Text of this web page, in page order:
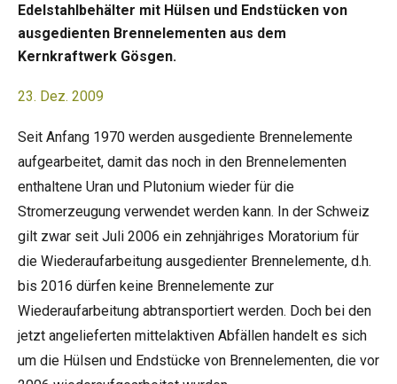
Edelstahlbehälter mit Hülsen und Endstücken von
ausgedienten Brennelementen aus dem
Kernkraftwerk Gösgen.
23. Dez. 2009
Seit Anfang 1970 werden ausgediente Brennelemente
aufgearbeitet, damit das noch in den Brennelementen
enthaltene Uran und Plutonium wieder für die
Stromerzeugung verwendet werden kann. In der Schweiz
gilt zwar seit Juli 2006 ein zehnjähriges Moratorium für
die Wiederaufarbeitung ausgedienter Brennelemente, d.h.
bis 2016 dürfen keine Brennelemente zur
Wiederaufarbeitung abtransportiert werden. Doch bei den
jetzt angelieferten mittelaktiven Abfällen handelt es sich
um die Hülsen und Endstücke von Brennelementen, die vor